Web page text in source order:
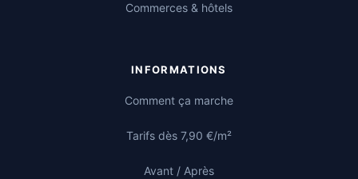
Commerces & hôtels
INFORMATIONS
Comment ça marche
Tarifs dès 7,90 €/m²
Avant / Après